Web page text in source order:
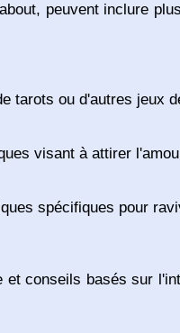
peuvent inclure
tarots ou d'autres jeux
visant à attirer
spécifiques pour
et conseils basés sur